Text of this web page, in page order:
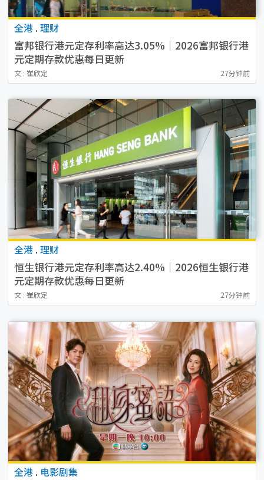
全港 . 理财
富邦银行港元定存利率高达3.05%｜2026富邦银行港
元定期存款优惠每日更新
文 : 崔欣定 27分钟前
全港 . 理财
恒生银行港元定存利率高达2.40%｜2026恒生银行港
元定期存款优惠每日更新
文 : 崔欣定 27分钟前
全港 . 电影剧集